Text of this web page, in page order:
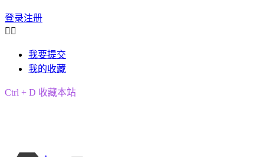
登录注册
 
我要提交
我的收藏
Ctrl + D 收藏本站